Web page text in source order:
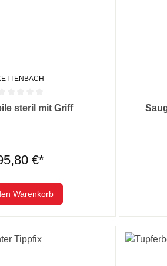
Bewertung von 0 von 5 Sternen
steril mit Griff
€*
Warenkorb